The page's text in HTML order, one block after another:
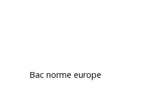
Bac norme europe